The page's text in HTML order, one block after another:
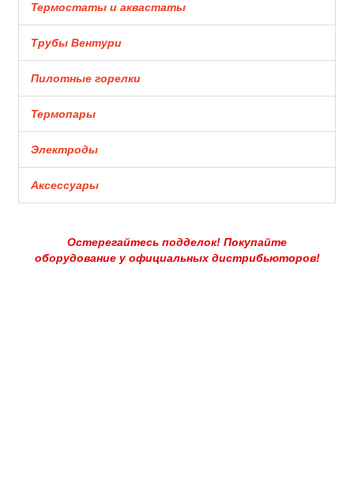
Термостаты и аквастаты
Трубы Вентури
Пилотные горелки
Термопары
Электроды
Аксессуары
Остерегайтесь подделок! Покупайте
оборудование у официальных дистрибьюторов!